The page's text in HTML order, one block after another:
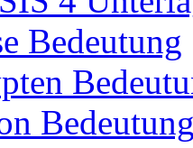
Bedeutung